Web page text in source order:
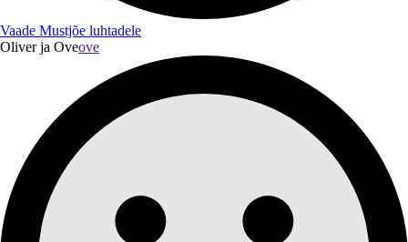
Vaade Mustjõe luhtadele
Oliver ja Oveove